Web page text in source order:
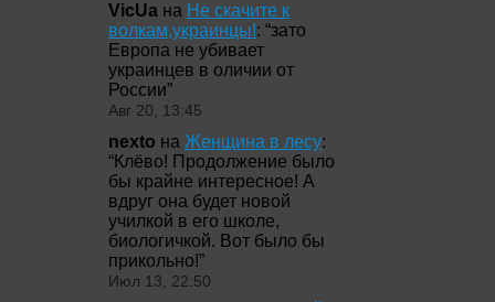
VicUa на Не скачите к
волкам,украинцы!: “зато
Европа не убивает
украинцев в оличии от
России”
Авг 20, 13:45
nexto на Женщина в лесу:
“Клёво! Продолжение было
бы крайне интересное! А
вдруг она будет новой
училкой в его школе,
биологичкой. Вот было бы
прикольно!”
Июл 13, 22:50